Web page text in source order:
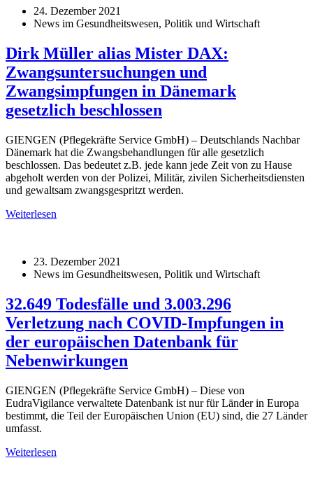
24. Dezember 2021
News im Gesundheitswesen, Politik und Wirtschaft
Dirk Müller alias Mister DAX:
Zwangsuntersuchungen und
Zwangsimpfungen in Dänemark
gesetzlich beschlossen
GIENGEN (Pflegekräfte Service GmbH) – Deutschlands Nachbar
Dänemark hat die Zwangsbehandlungen für alle gesetzlich
beschlossen. Das bedeutet z.B. jede kann jede Zeit von zu Hause
abgeholt werden von der Polizei, Militär, zivilen Sicherheitsdiensten
und gewaltsam zwangsgespritzt werden.
Weiterlesen
23. Dezember 2021
News im Gesundheitswesen, Politik und Wirtschaft
32.649 Todesfälle und 3.003.296
Verletzung nach COVID-Impfungen in
der europäischen Datenbank für
Nebenwirkungen
GIENGEN (Pflegekräfte Service GmbH) – Diese von
EudraVigilance verwaltete Datenbank ist nur für Länder in Europa
bestimmt, die Teil der Europäischen Union (EU) sind, die 27 Länder
umfasst.
Weiterlesen